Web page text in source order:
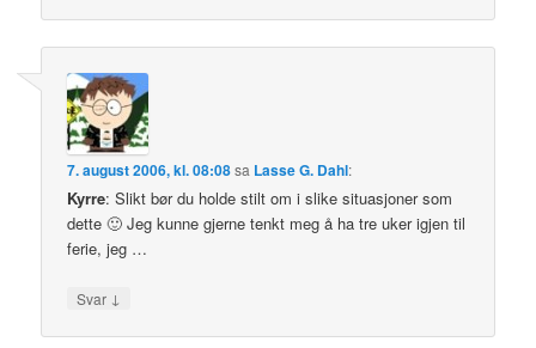
7. august 2006, kl. 08:08sa Lasse G. Dahl:
Kyrre: Slikt bør du holde stilt om i slike situasjoner som
dette 🙂 Jeg kunne gjerne tenkt meg å ha tre uker igjen til
ferie, jeg …
Svar ↓